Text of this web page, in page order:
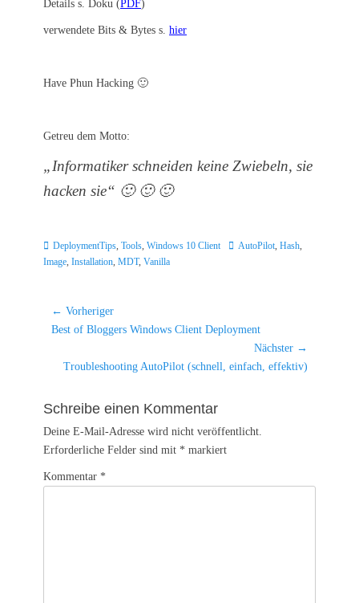
Details s. Doku (PDF)
verwendete Bits & Bytes s. hier
Have Phun Hacking 🙂
Getreu dem Motto:
„Informatiker schneiden keine Zwiebeln, sie
hacken sie“ 🙂 🙂 🙂
Kategorien
DeploymentTips, Tools, Windows 10 Client Schlagworte
AutoPilot, Hash,
Image, Installation, MDT, Vanilla
Beitragsnavigation
← Vorheriger
Vorheriger
Best of Bloggers Windows Client Deployment
Nächster →
Nächster
Troubleshooting AutoPilot (schnell, einfach, effektiv)
Schreibe einen Kommentar
Deine E-Mail-Adresse wird nicht veröffentlicht.
Erforderliche Felder sind mit * markiert
Kommentar *